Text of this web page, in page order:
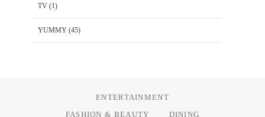
TV (1)
YUMMY (45)
ENTERTAINMENT
FASHION & BEAUTY
DINING